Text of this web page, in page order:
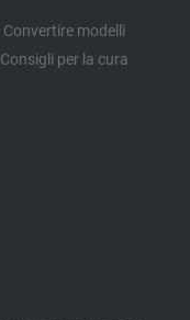
Convertire modelli
Consigli per la cura